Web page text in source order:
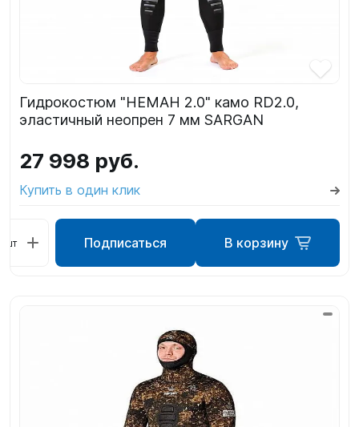
Гидрокостюм "НЕМАН 2.0" камо RD2.0,
эластичный неопрен 7 мм SARGAN
27 998 руб.
Купить в один клик
шт Подписаться В корзину